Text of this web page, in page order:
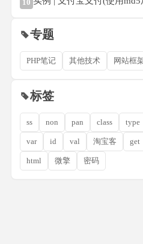
10
专题
PHP笔记 其他技术 网站框
标签
ss non pan class type
var id val 淘宝客 get
html 微擎 密码